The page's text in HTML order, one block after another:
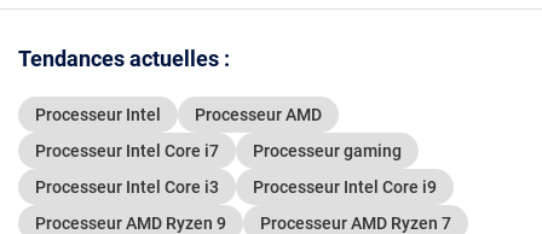
Tendances actuelles :
Processeur Intel
Processeur AMD
Processeur Intel Core i7
Processeur gaming
Processeur Intel Core i3
Processeur Intel Core i9
Processeur AMD Ryzen 9
Processeur AMD Ryzen 7